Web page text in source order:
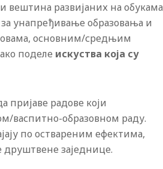
развијаних на обукама
унапређивање образовања и
основним/средњим
поделе искуства која су
пријаве радове који
васпитно-образовном раду.
по оствареним ефектима,
заједнице.